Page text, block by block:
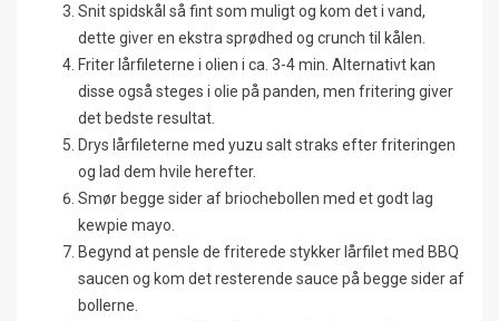
Snit spidskål så fint som muligt og kom det i vand,
dette giver en ekstra sprødhed og crunch til kålen.
Friter lårfileterne i olien i ca. 3-4 min. Alternativt kan
disse også steges i olie på panden, men fritering giver
det bedste resultat.
Drys lårfileterne med yuzu salt straks efter friteringen
og lad dem hvile herefter.
Smør begge sider af briochebollen med et godt lag
kewpie mayo.
Begynd at pensle de friterede stykker lårfilet med BBQ
saucen og kom det resterende sauce på begge sider af
bollerne.